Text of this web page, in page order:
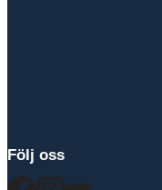
Följ oss